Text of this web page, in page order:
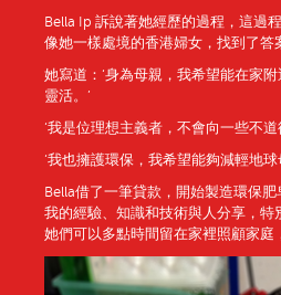
Bella Ip 訴說著她經歷的過程，這過
像她一樣處境的香港婦女，找到了答
她寫道：‘身為母親，我希望能在家
靈活。’
‘我是位理想主義者，不會向一些不
‘我也擁護環保，我希望能夠減輕地球
Bella借了一筆貸款，開始製造環保
我的經驗、知識和技術與人分享，特
她們可以多點時間留在家裡照顧家庭